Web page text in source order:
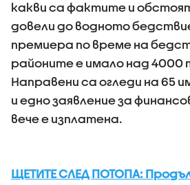
какви са фактите и
довели до водното
премиера по време на
районите е имало над 4000
Направени са огледи на 65
и едно заявление за
вече е изплатена.
ЩЕТИТЕ СЛЕД ПОТОПА: